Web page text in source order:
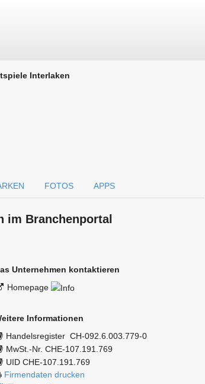
Interlaken
FOTOS APPS
im Branchen­portal
Unternehmen kontaktieren
Homepage
Informationen
Handelsregister CH-092.6.003.779-0
MwSt.-Nr. CHE-107.191.769
UID CHE-107.191.769
Firmendaten drucken